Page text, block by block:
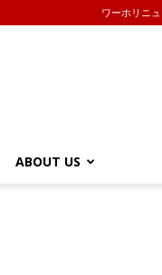
ワーホリニ
ABOUT US